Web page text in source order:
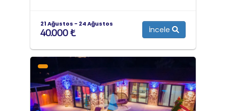
21 Ağustos - 24 Ağustos
40.000 ₺ İncele